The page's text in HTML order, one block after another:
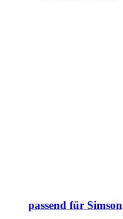
passend für Simson